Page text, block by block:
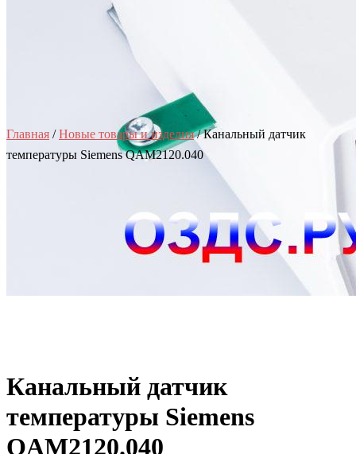
Главная /Новые товары и изделия/ Канальный датчик
температуры Siemens QAM2120.040
Канальный датчик
температуры Siemens
QAM2120.040